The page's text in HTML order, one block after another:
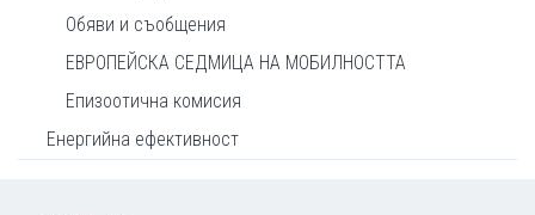
Обяви и съобщения
ЕВРОПЕЙСКА СЕДМИЦА НА МОБИЛНОСТТА
Епизоотична комисия
Енергийна ефективност